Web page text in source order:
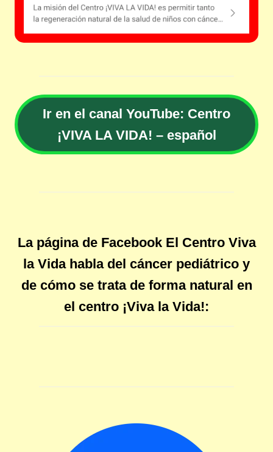
Ir en el canal YouTube: Centro
¡VIVA LA VIDA! – español
La página de Facebook El Centro Viva
la Vida habla del cáncer pediátrico y
de cómo se trata de forma natural en
el centro ¡Viva la Vida!: